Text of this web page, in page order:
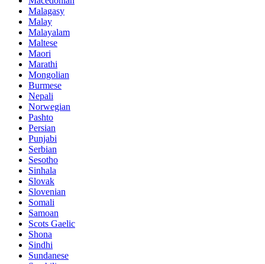
Malagasy
Malay
Malayalam
Maltese
Maori
Marathi
Mongolian
Burmese
Nepali
Norwegian
Pashto
Persian
Punjabi
Serbian
Sesotho
Sinhala
Slovak
Slovenian
Somali
Samoan
Scots Gaelic
Shona
Sindhi
Sundanese